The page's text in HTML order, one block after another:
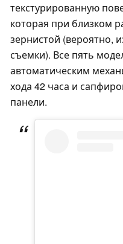
текстурированную
которая при близком
зернистой (вероятно,
съемки). Все пять
автоматическим
хода 42 часа и
панели.